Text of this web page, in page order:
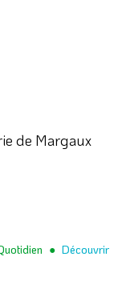
● Découvrir